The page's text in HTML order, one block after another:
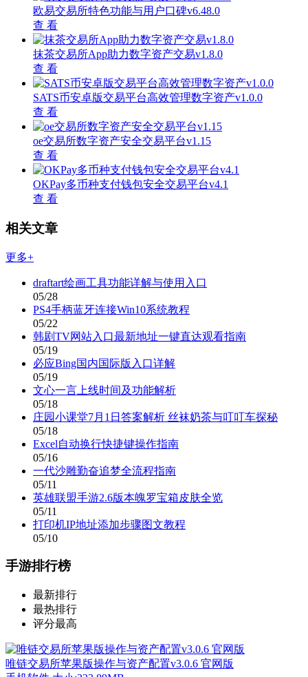
欧易交易所特色功能与用户口碑v6.48.0
查 看
抹茶交易所App助力数字资产交易v1.8.0
查 看
SATS币安卓版交易平台高效管理数字资产v1.0.0
查 看
oe交易所数字资产安全交易平台v1.15
查 看
OKPay多币种支付钱包安全交易平台v4.1
查 看
相关文章
更多+
draftart绘画工具功能详解与使用入口
05/28
PS4手柄蓝牙连接Win10系统教程
05/22
韩剧TV网站入口最新地址一键直达观看指南
05/19
必应Bing国内国际版入口详解
05/19
文心一言上线时间及功能解析
05/18
庄园小课堂7月1日答案解析 丝袜奶茶与叮叮车探秘
05/18
Excel自动换行快捷键操作指南
05/16
一代沙雕勤奋追梦全流程指南
05/11
英雄联盟手游2.6版本魄罗宝箱皮肤全览
05/11
打印机IP地址添加步骤图文教程
05/10
手游排行榜
最新排行
最热排行
评分最高
唯链交易所苹果版操作与资产配置v3.0.6 官网版